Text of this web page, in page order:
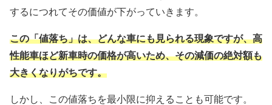
するにつれてその価値が下がっていきます。
この「値落ち」は、どんな車にも見られる現象ですが、高
性能車ほど新車時の価格が高いため、その減価の絶対額も
大きくなりがちです。
しかし、この値落ちを最小限に抑えることも可能です。